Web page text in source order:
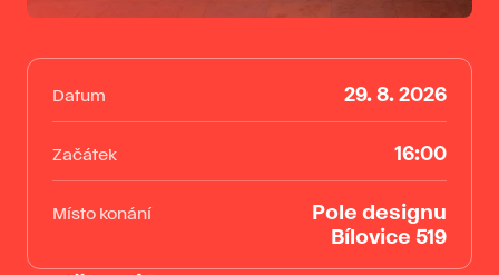
Datum 29. 8. 2026
Začátek 16:00
Místo konání
Pole designu
Bílovice 519